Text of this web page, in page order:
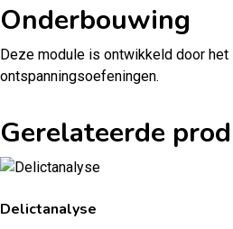
Onderbouwing
Deze module is ontwikkeld door
ontspanningsoefeningen.
Gerelateerde
Delictanalyse